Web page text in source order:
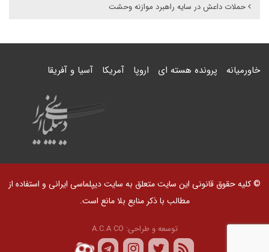
حملات داعش در سایه راهبرد موازنه وحشت
خاورمیانه پرونده هسته ای اروپا آمریکا آسیا و آفریقا
© کلیه حقوق قانونی این سایت متعلق به سایت دیپلماسی ایرانی و استفاده از
مطالب با ذکر منابع بلا مانع است.
توسعه و طراحی: A.C.A CO